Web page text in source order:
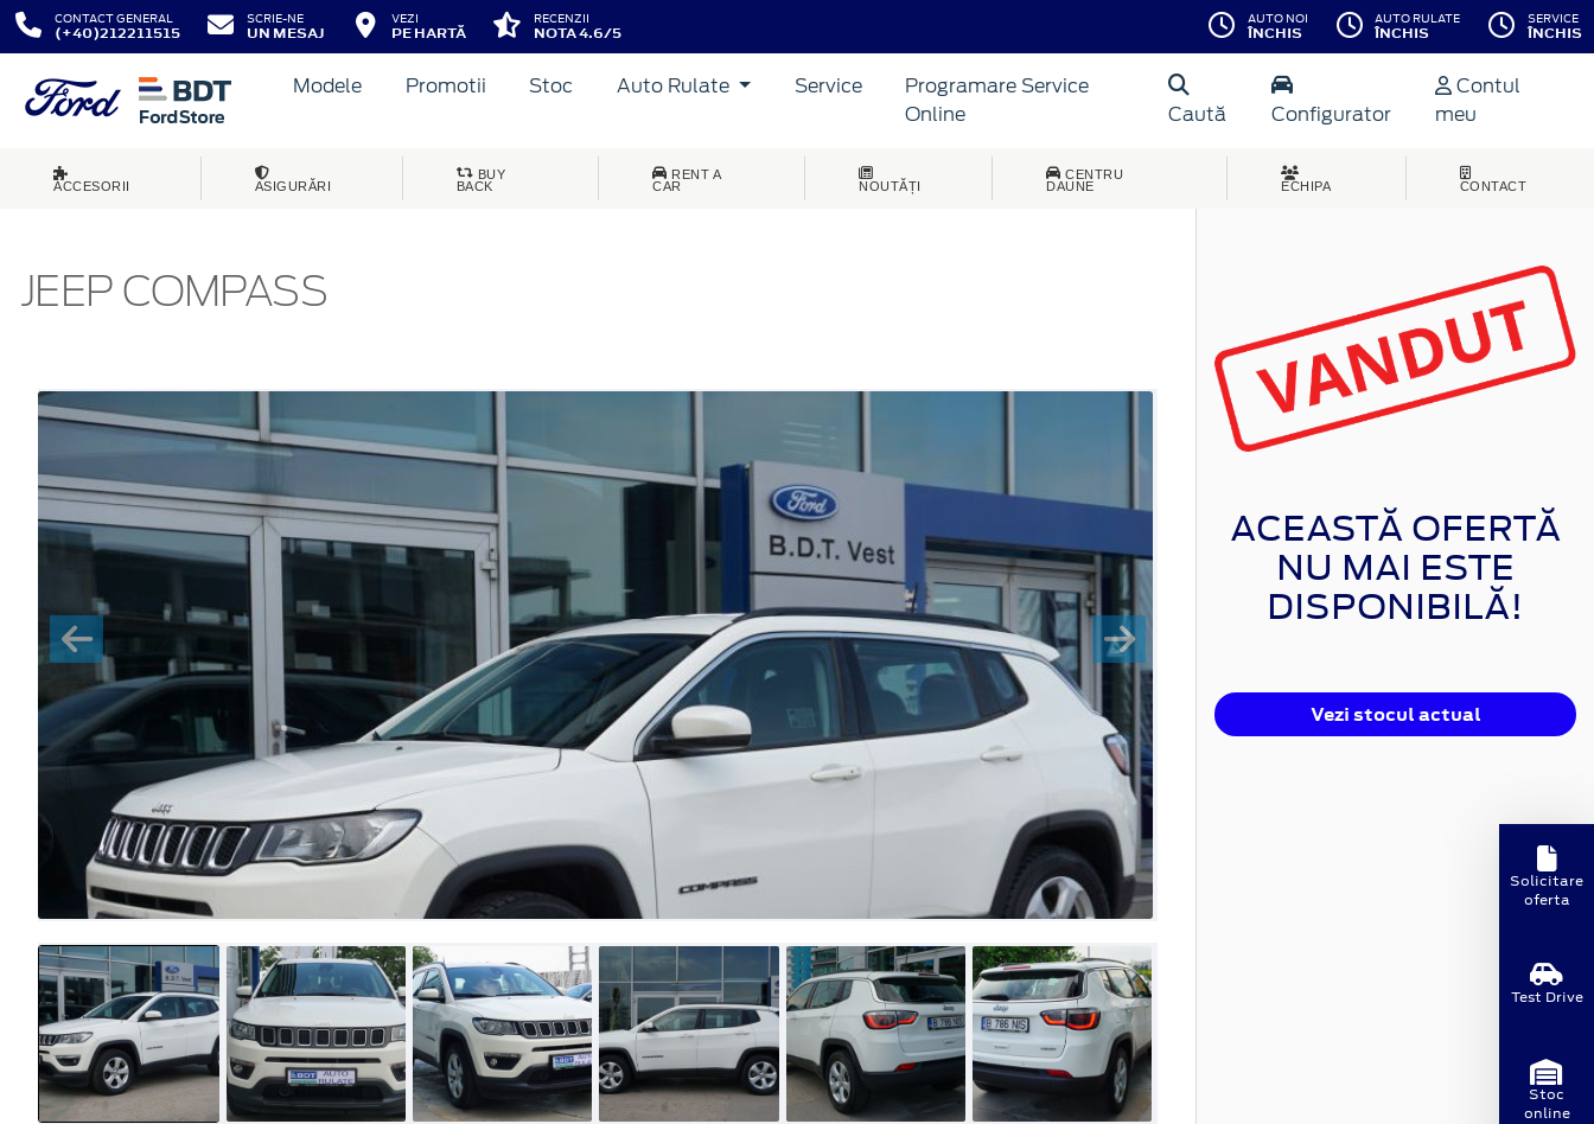
CONTACT GENERAL
(+40)212211515
SCRIE-NE
UN MESAJ
VEZI
PE HARTĂ
RECENZII
NOTA 4.6/5
AUTO NOI
ÎNCHIS
AUTO RULATE
ÎNCHIS
SERVICE
ÎNCHIS
Modele Promotii Stoc Auto Rulate Service
Programare Service
Online
Caută Configurator
Contul
meu
ACCESORII ASIGURĂRI
BUY
BACK
RENT A
CAR
NOUTĂȚI
CENTRU
DAUNE
ECHIPA CONTACT
JEEP COMPASS
ACEASTĂ OFERTĂ
NU MAI ESTE
DISPONIBILĂ!
Vezi stocul actual
Solicitare
oferta
Test Drive
Stoc
online